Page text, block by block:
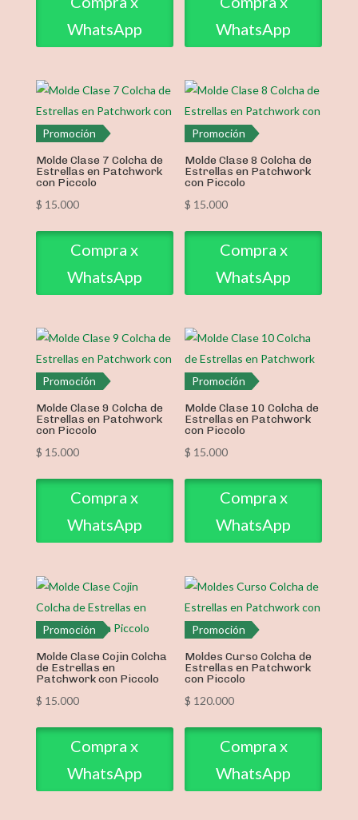
WhatsApp
WhatsApp
Promoción
Molde Clase 7 Colcha de
Estrellas en Patchwork
con Piccolo
$ 15.000
Compra x
WhatsApp
Promoción
Molde Clase 8 Colcha de
Estrellas en Patchwork
con Piccolo
$ 15.000
Compra x
WhatsApp
Promoción
Molde Clase 9 Colcha de
Estrellas en Patchwork
con Piccolo
$ 15.000
Compra x
WhatsApp
Promoción
Molde Clase 10 Colcha de
Estrellas en Patchwork
con Piccolo
$ 15.000
Compra x
WhatsApp
Promoción
Molde Clase Cojin Colcha
de Estrellas en
Patchwork con Piccolo
$ 15.000
Compra x
WhatsApp
Promoción
Moldes Curso Colcha de
Estrellas en Patchwork
con Piccolo
$ 120.000
Compra x
WhatsApp